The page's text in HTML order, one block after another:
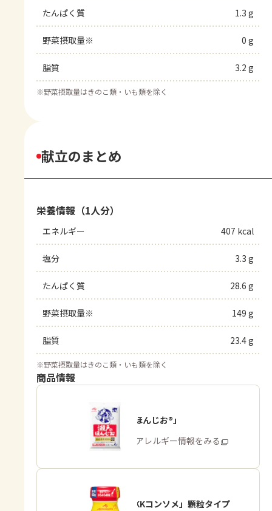
たんぱく質 1.3 g
野菜摂取量※ 0 g
脂質 3.2 g
※野菜摂取量はきのこ類・いも類を除く
献立のまとめ
栄養情報（1人分）
エネルギー 407 kcal
塩分 3.3 g
たんぱく質 28.6 g
野菜摂取量※ 149 g
脂質 23.4 g
※野菜摂取量はきのこ類・いも類を除く
商品情報
「瀬戸のほんじお®」
商品・アレルギー情報をみる
「味の素KKコンソメ」顆粒タイプ